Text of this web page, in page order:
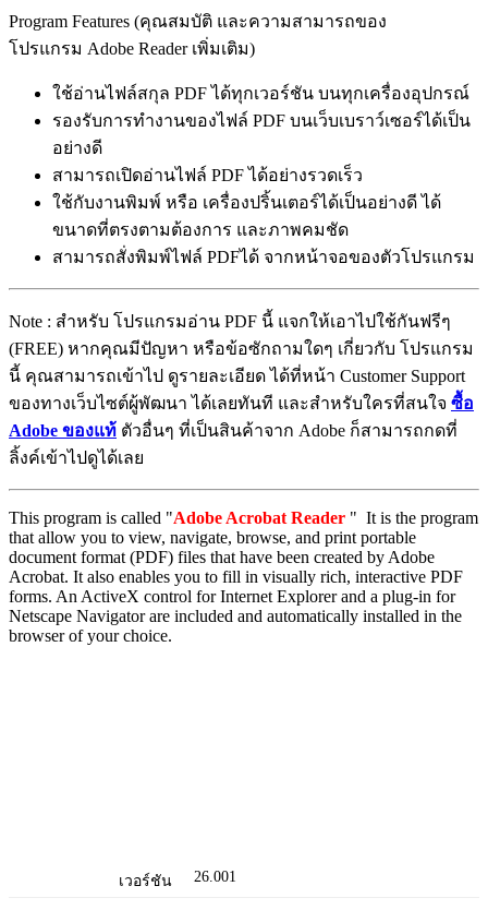
Program Features (คุณสมบัติ และความสามารถของ
โปรแกรม Adobe Reader เพิ่มเติม)
ใช้อ่านไฟล์สกุล PDF ได้ทุกเวอร์ชัน บนทุกเครื่องอุปกรณ์
รองรับการทำงานของไฟล์ PDF บนเว็บเบราว์เซอร์ได้เป็น
อย่างดี
สามารถเปิดอ่านไฟล์ PDF ได้อย่างรวดเร็ว
ใช้กับงานพิมพ์ หรือ เครื่องปริ้นเตอร์ได้เป็นอย่างดี ได้
ขนาดที่ตรงตามต้องการ และภาพคมชัด
สามารถสั่งพิมพ์ไฟล์ PDFได้ จากหน้าจอของตัวโปรแกรม
Note : สำหรับ โปรแกรมอ่าน PDF นี้ แจกให้เอาไปใช้กันฟรีๆ
(FREE) หากคุณมีปัญหา หรือข้อซักถามใดๆ เกี่ยวกับ โปรแกรม
นี้ คุณสามารถเข้าไป ดูรายละเอียด ได้ที่หน้า Customer Support
ของทางเว็บไซต์ผู้พัฒนา ได้เลยทันที และสำหรับใครที่สนใจ ซื้อ
Adobe ของแท้ ตัวอื่นๆ ที่เป็นสินค้าจาก Adobe ก็สามารถกดที่
ลิ้งค์เข้าไปดูได้เลย
This program is called "Adobe Acrobat Reader " It is the program
that allow you to view, navigate, browse, and print portable
document format (PDF) files that have been created by Adobe
Acrobat. It also enables you to fill in visually rich, interactive PDF
forms. An ActiveX control for Internet Explorer and a plug-in for
Netscape Navigator are included and automatically installed in the
browser of your choice.
เวอร์ชัน 26.001